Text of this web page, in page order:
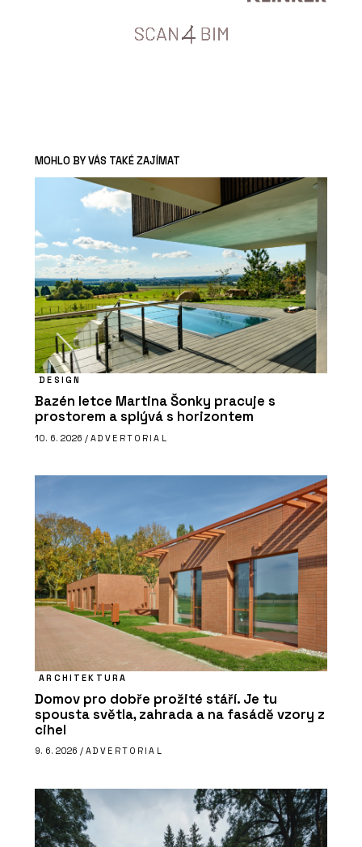
MOHLO BY VÁS TAKÉ ZAJÍMAT
DESIGN
Bazén letce Martina Šonky pracuje s
prostorem a splývá s horizontem
10. 6. 2026 / ADVERTORIAL
ARCHITEKTURA
Domov pro dobře prožité stáří. Je tu
spousta světla, zahrada a na fasádě vzory z
cihel
9. 6. 2026 / ADVERTORIAL